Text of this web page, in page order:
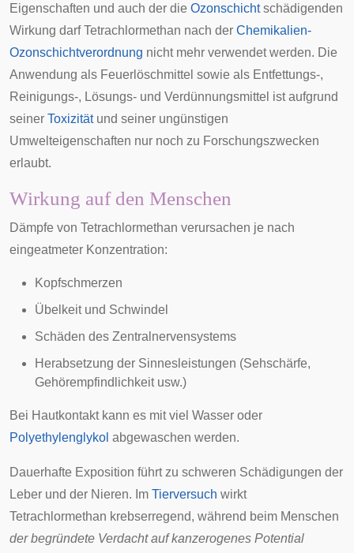
Eigenschaften und auch der die Ozonschichtschädigenden
Wirkung darf Tetrachlormethan nach der Chemikalien-
Ozonschichtverordnung nicht mehr verwendet werden. Die
Anwendung als Feuerlöschmittel sowie als Entfettungs-,
Reinigungs-, Lösungs- und Verdünnungsmittel ist aufgrund
seiner Toxizitätund seiner ungünstigen
Umwelteigenschaften nur noch zu Forschungszwecken
erlaubt.
Wirkung auf den Menschen
Dämpfe von Tetrachlormethan verursachen je nach
eingeatmeter Konzentration:
Kopfschmerzen
Übelkeit und Schwindel
Schäden des Zentralnervensystems
Herabsetzung der Sinnesleistungen (Sehschärfe,
Gehörempfindlichkeit usw.)
Bei Hautkontakt kann es mit viel Wasser oder
Polyethylenglykol abgewaschen werden.
Dauerhafte Exposition führt zu schweren Schädigungen der
Leber und der Nieren. Im Tierversuch wirkt
Tetrachlormethan krebserregend, während beim Menschen
der begründete Verdacht auf kanzerogenes Potential